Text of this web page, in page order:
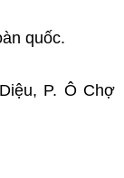
quốc.
P. Ô Chợ